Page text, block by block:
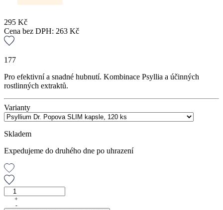
295 Kč
Cena bez DPH: 263 Kč
177
Pro efektivní a snadné hubnutí. Kombinace Psyllia a účinných
rostlinných extraktů.
Varianty
Skladem
Expedujeme do druhého dne po uhrazení
Psyllium
+
-